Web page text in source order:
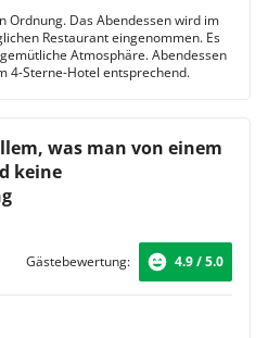
Ordnung. Das Abendessen wird im
Restaurant eingenommen. Es
Atmosphäre. Abendessen
4-Sterne-Hotel entsprechend.
was man von einem
keine
Gästebewertung: 4.9 / 5.0